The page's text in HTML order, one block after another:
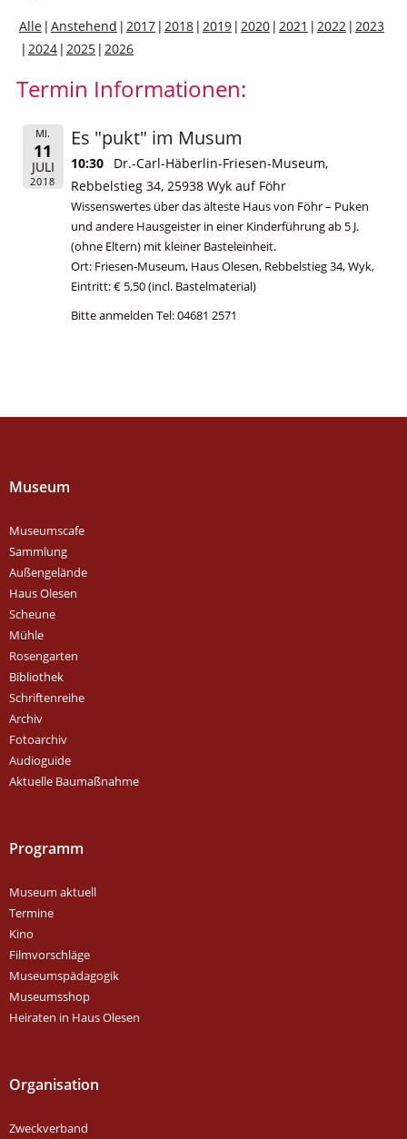
Alle Anstehend 2017 2018 2019 2020 2021 2022
2023
2024 2025 2026
Termin Informationen:
MI.
11
JULI
2018
Es "pukt" im Musum
10:30
Dr.-Carl-Häberlin-Friesen-Museum,
Rebbelstieg 34, 25938 Wyk auf Föhr
Wissenswertes über das älteste Haus von Föhr – Puken
und andere Hausgeister in einer Kinderführung ab 5 J.
(ohne Eltern) mit kleiner Basteleinheit.
Ort: Friesen-Museum, Haus Olesen, Rebbelstieg 34, Wyk,
Eintritt: € 5,50 (incl. Bastelmaterial)
Bitte anmelden Tel: 04681 2571
Museum
Museumscafe
Sammlung
Außengelände
Haus Olesen
Scheune
Mühle
Rosengarten
Bibliothek
Schriftenreihe
Archiv
Fotoarchiv
Audioguide
Aktuelle Baumaßnahme
Programm
Museum aktuell
Termine
Kino
Filmvorschläge
Museumspädagogik
Museumsshop
Heiraten in Haus Olesen
Organisation
Zweckverband